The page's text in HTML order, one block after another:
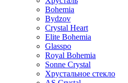
Bohemia
Bydzov
Crystal Heart
Elite Bohemia
Glasspo
Royal Bohemia
Sonne Crystal
Хрустальное стекло